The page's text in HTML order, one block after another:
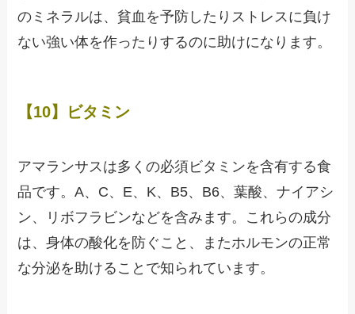
のミネラルは、貧血を予防したりストレスに負け
ない強い体を作ったりするのに助けになります。
【10】ビタミン
アマランサスは多くの必須ビタミンを含有する食
品です。A、C、E、K、B5、B6、葉酸、ナイアシ
ン、リボフラビンなどを含みます。これらの成分
は、身体の酸化を防ぐこと、またホルモンの正常
な分泌を助けることで知られています。